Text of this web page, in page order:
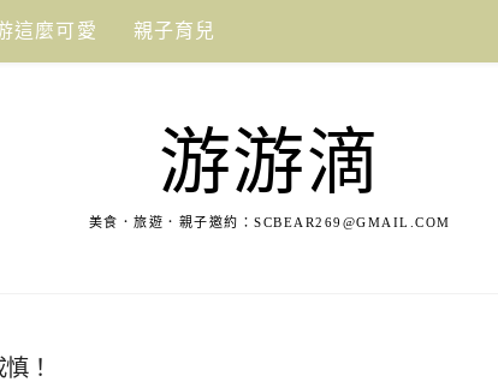
這麼可愛 親子育兒
游游滴
美食．旅遊．親子邀約： SCBEAR269@GMAIL.COM
！